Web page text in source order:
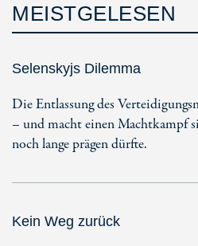
MEISTGELESEN
Selenskyjs Dilemma
Die Entlassung des
– und macht einen Machtkampf
noch lange prägen dürfte.
Kein Weg zurück